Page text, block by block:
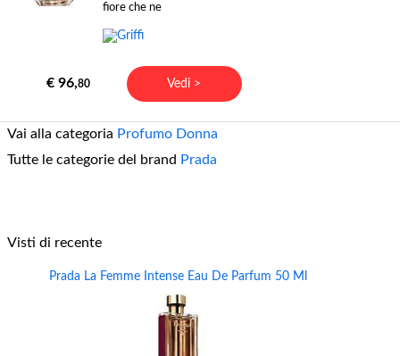
fiore che ne
€ 96,80 Vedi >
Vai alla categoria Profumo Donna
Tutte le categorie del brand Prada
Visti di recente
Prada La Femme Intense Eau De Parfum 50 Ml